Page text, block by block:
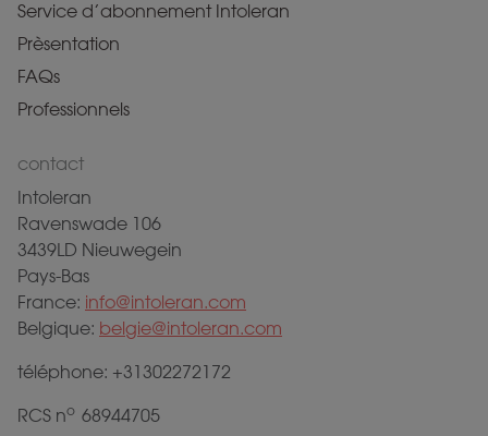
Service d’abonnement Intoleran
Prèsentation
FAQs
Professionnels
contact
Intoleran
Ravenswade 106
3439LD Nieuwegein
Pays-Bas
France: info@intoleran.com
Belgique: belgie@intoleran.com
téléphone: +31302272172
RCS no 68944705